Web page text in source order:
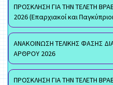
ΠΡΟΣΚΛΗΣΗ ΓΙΑ ΤΗΝ ΤΕΛΕΤΗ
2026 (Επαρχιακοί και
ΑΝΑΚΟΙΝΩΣΗ ΤΕΛΙΚΗΣ ΦΑΣΗΣ
ΑΡΘΡΟΥ 2026
ΠΡΟΣΚΛΗΣΗ ΓΙΑ ΤΗΝ ΤΕΛΕΤΗ